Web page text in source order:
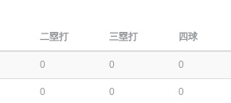
二塁打 三塁打 四球
0 0 0
0 0 0